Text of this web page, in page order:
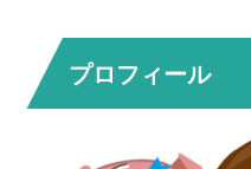
プロフィール